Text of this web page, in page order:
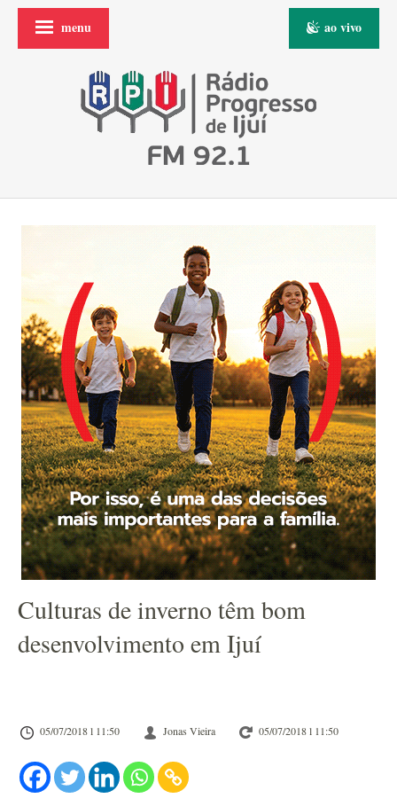
menu ao vivo
Culturas de inverno têm bom
desenvolvimento em Ijuí
05/07/2018 l 11:50 Jonas Vieira 05/07/2018 l 11:50